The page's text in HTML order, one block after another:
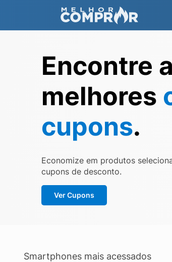
Encontre
melhores
cupons.
Economize em produtos
cupons de desconto.
Ver Cupons
Smartphones mais acessados